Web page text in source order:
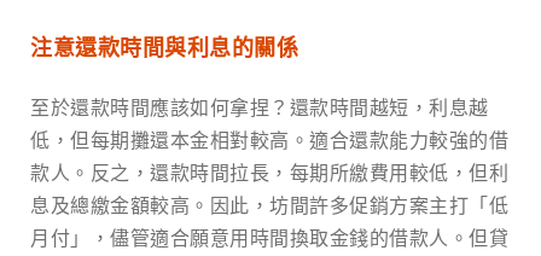
注意還款時間與利息的關係
至於還款時間應該如何拿捏？還款時間越短，利息越
低，但每期攤還本金相對較高。適合還款能力較強的借
款人。反之，還款時間拉長，每期所繳費用較低，但利
息及總繳金額較高。因此，坊間許多促銷方案主打「低
月付」，儘管適合願意用時間換取金錢的借款人。但貸